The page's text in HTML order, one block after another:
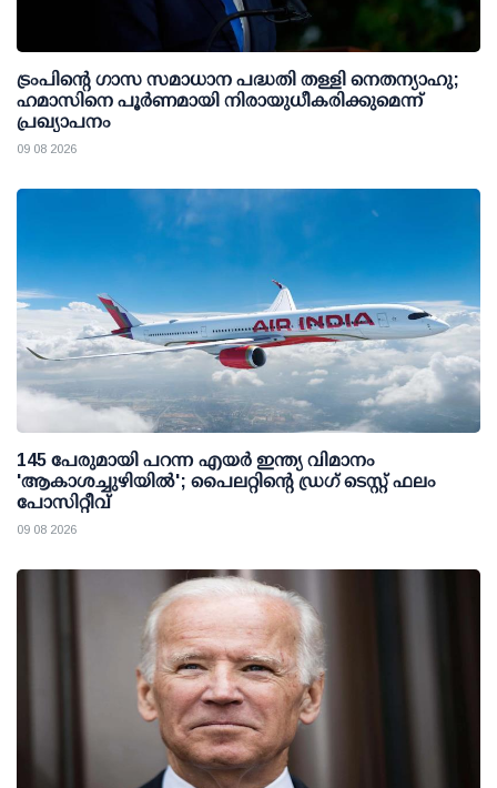
ട്രംപിന്റെ ഗാസ സമാധാന പദ്ധതി തള്ളി നെതന്യാഹു;
ഹമാസിനെ പൂര്‍ണമായി നിരായുധീകരിക്കുമെന്ന്
പ്രഖ്യാപനം
09 08 2026
145 പേരുമായി പറന്ന എയര്‍ ഇന്ത്യ വിമാനം
'ആകാശച്ചുഴിയില്‍'; പൈലറ്റിന്റെ ഡ്രഗ് ടെസ്റ്റ് ഫലം
പോസിറ്റീവ്
09 08 2026